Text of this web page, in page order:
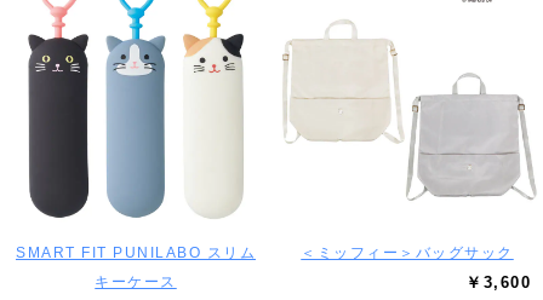
SMART FIT PUNILABO スリム
キーケース
＜ミッフィー＞バッグサック
￥3,600